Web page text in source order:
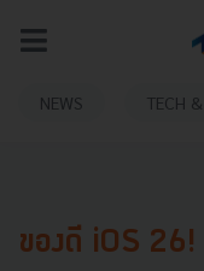
NEWS TECH
ของดี iOS